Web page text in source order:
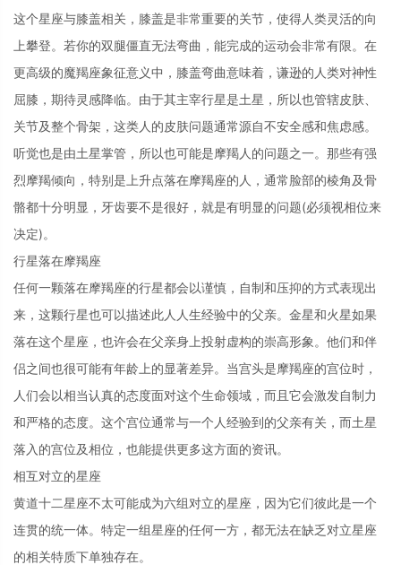
这个星座与膝盖相关，膝盖是非常重要的关节，使得人类灵活的向
上攀登。若你的双腿僵直无法弯曲，能完成的运动会非常有限。在
更高级的魔羯座象征意义中，膝盖弯曲意味着，谦逊的人类对神性
屈膝，期待灵感降临。由于其主宰行星是土星，所以也管辖皮肤、
关节及整个骨架，这类人的皮肤问题通常源自不安全感和焦虑感。
听觉也是由土星掌管，所以也可能是摩羯人的问题之一。那些有强
烈摩羯倾向，特别是上升点落在摩羯座的人，通常脸部的棱角及骨
骼都十分明显，牙齿要不是很好，就是有明显的问题(必须视相位来
决定)。
行星落在摩羯座
任何一颗落在摩羯座的行星都会以谨慎，自制和压抑的方式表现出
来，这颗行星也可以描述此人人生经验中的父亲。金星和火星如果
落在这个星座，也许会在父亲身上投射虚构的崇高形象。他们和伴
侣之间也很可能有年龄上的显著差异。当宫头是摩羯座的宫位时，
人们会以相当认真的态度面对这个生命领域，而且它会激发自制力
和严格的态度。这个宫位通常与一个人经验到的父亲有关，而土星
落入的宫位及相位，也能提供更多这方面的资讯。
相互对立的星座
黄道十二星座不太可能成为六组对立的星座，因为它们彼此是一个
连贯的统一体。特定一组星座的任何一方，都无法在缺乏对立星座
的相关特质下单独存在。